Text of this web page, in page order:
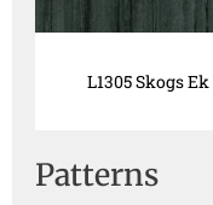
L1305 Skogs Ek
Patterns